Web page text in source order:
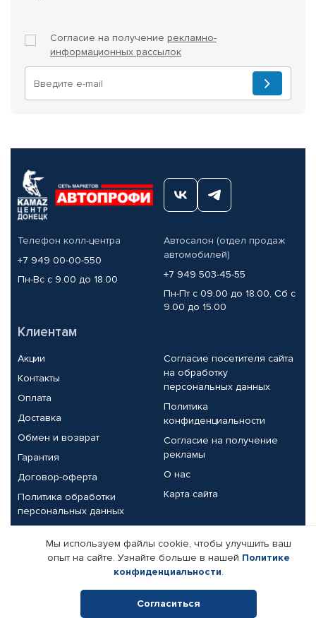
Согласие на получение рекламно-
информационных рассылок
Телефон колл-центра
+7 949 00-00-550
Пн-Вс с 9.00 до 18.00
Автосалон (отдел продаж
автомобилей)
+7 949 503-45-55
Пн-Пт с 09.00 до 18.00, Сб с
9.00 до 15.00
Клиентам
Акции
Контакты
Оплата
Доставка
Обмен и возврат
Гарантия
Договор-оферта
Политика обработки
персональных данных
Согласие посетителя сайта
на обработку
персональных данных
Политика
конфиденциальности
Согласие на получение
рекламы
О нас
Карта сайта
Партнерам
Корпоративным клиентам
Поставщикам
Реквизиты компании
Мы используем файлы cookie, чтобы улучшить ваш
опыт на сайте. Узнайте больше в нашей Политике
конфиденциальности.
Согласиться